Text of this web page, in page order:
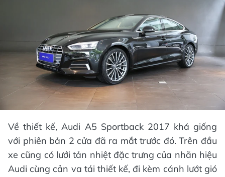
Về thiết kế, Audi A5 Sportback 2017 khá giống
với phiên bản 2 cửa đã ra mắt trước đó. Trên đầu
xe cũng có lưới tản nhiệt đặc trưng của nhãn hiệu
Audi cùng cản va tái thiết kế, đi kèm cánh lướt gió